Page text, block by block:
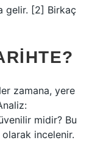
gelir. [2] Birkaç
zamana, yere
midir? Bu
olarak incelenir.